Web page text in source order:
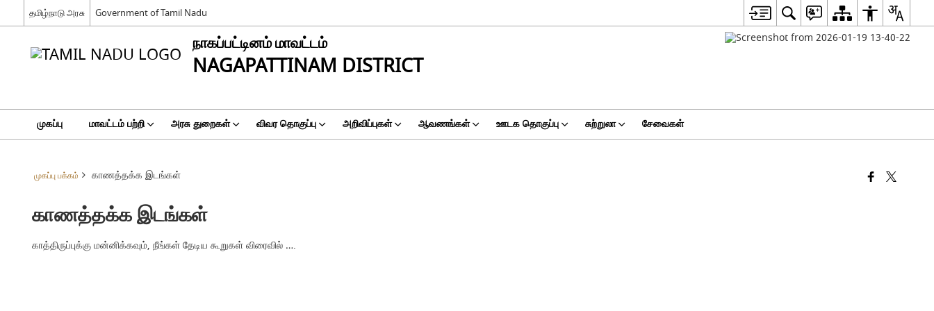
தமிழ்நாடு அரசு Government of Tamil Nadu
நாகப்பட்டினம் மாவட்டம்
NAGAPATTINAM DISTRICT
முகப்பு மாவட்டம் பற்றி அரசு துறைகள் விவர தொகுப்பு அறிவிப்புகள் ஆவணங்கள் ஊடக தொகுப்பு சுற்றுலா சேவைகள்
முகப்பு பக்கம் காணத்தக்க இடங்கள்
காணத்தக்க இடங்கள்
காத்திருப்புக்கு மன்னிக்கவும், நீங்கள் தேடிய கூறுகள் விரைவில் ….